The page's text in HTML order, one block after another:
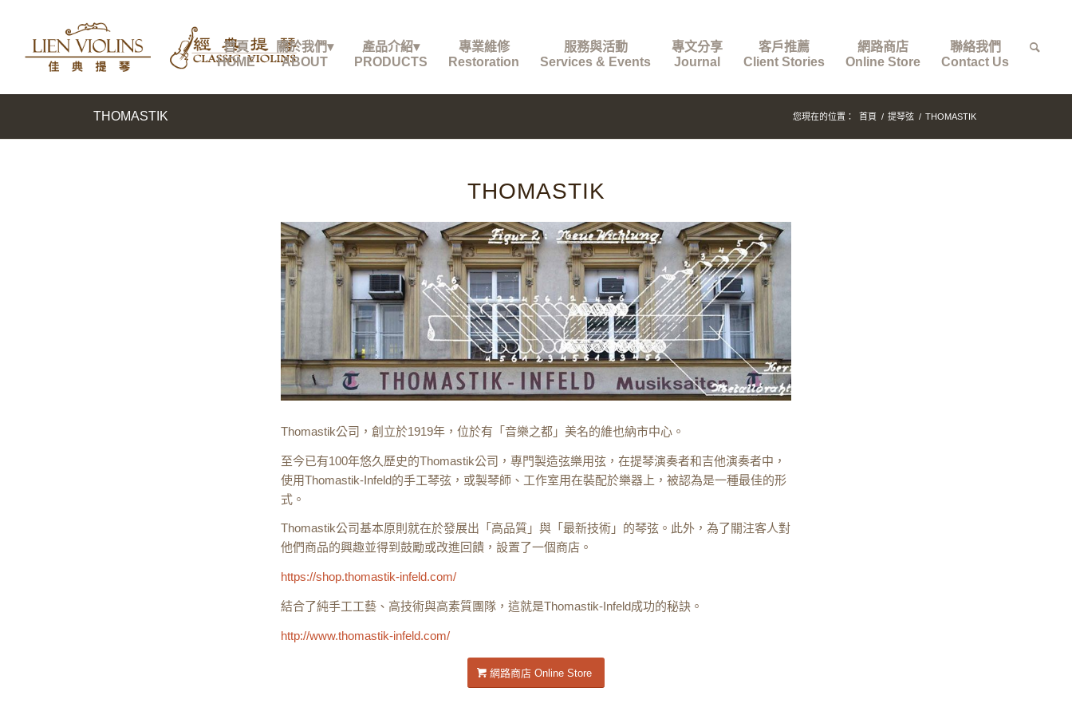
首頁
HOME
關於我們▾
ABOUT
產品介紹▾
PRODUCTS
專業維修
Restoration
服務與活動
Services & Events
專文分享
Journal
客戶推薦
Client Stories
網路商店
Online Store
聯絡我們
Contact Us
THOMASTIK 您現在的位置： 首頁 / 提琴弦 / THOMASTIK
THOMASTIK
Thomastik公司，創立於1919年，位於有「音樂之都」美名的維也納市中心。
至今已有100年悠久歷史的Thomastik公司，專門製造弦樂用弦，在提琴演奏者和吉他演奏者中，
使用Thomastik-Infeld的手工琴弦，或製琴師、工作室用在裝配於樂器上，被認為是一種最佳的形
式。
Thomastik公司基本原則就在於發展出「高品質」與「最新技術」的琴弦。此外，為了關注客人對
他們商品的興趣並得到鼓勵或改進回饋，設置了一個商店。
https://shop.thomastik-infeld.com/
結合了純手工工藝、高技術與高素質團隊，這就是Thomastik-Infeld成功的秘訣。
http://www.thomastik-infeld.com/
網路商店 Online Store